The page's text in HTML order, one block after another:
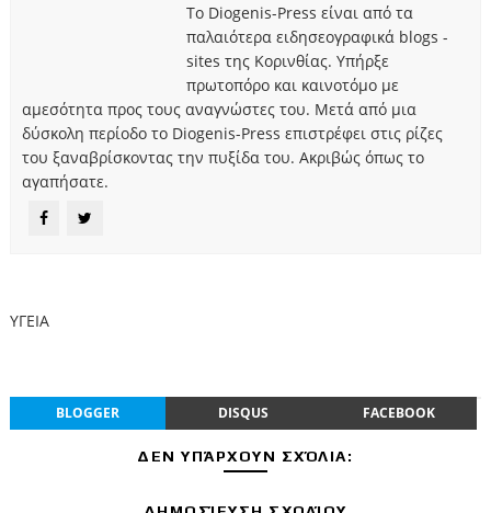
Το Diogenis-Press είναι από τα
παλαιότερα ειδησεογραφικά blogs -
sites της Κορινθίας. Υπήρξε
πρωτοπόρο και καινοτόμο με
αμεσότητα προς τους αναγνώστες του. Μετά από μια
δύσκολη περίοδο το Diogenis-Press επιστρέφει στις ρίζες
του ξαναβρίσκοντας την πυξίδα του. Ακριβώς όπως το
αγαπήσατε.
ΥΓΕΙΑ
BLOGGER DISQUS FACEBOOK
ΔΕΝ ΥΠΆΡΧΟΥΝ ΣΧΌΛΙΑ: